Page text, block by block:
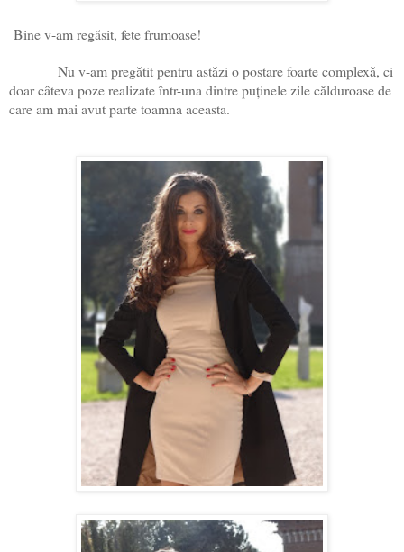
Bine v-am regăsit, fete frumoase!
Nu v-am pregătit pentru astăzi o postare foarte complexă, ci
doar câteva poze realizate într-una dintre puținele zile călduroase de
care am mai avut parte toamna aceasta.